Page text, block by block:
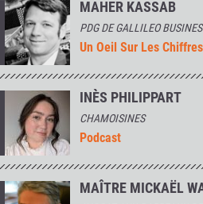
MAHER KASSAB
PDG DE GALLILEO
Un Oeil Sur Les Chiffres
INÈS PHILIPPART
CHAMOISINES
Podcast
MAÎTRE MICKAËL